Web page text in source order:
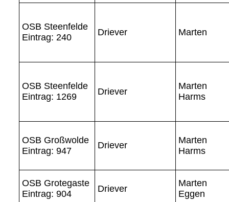
OSB Steenfelde
Eintrag: 240
Driever Marten
OSB Steenfelde
Eintrag: 1269
Driever
Marten
Harms
OSB Großwolde
Eintrag: 947
Driever
Marten
Harms
OSB Grotegaste
Eintrag: 904
Driever
Marten
Eggen